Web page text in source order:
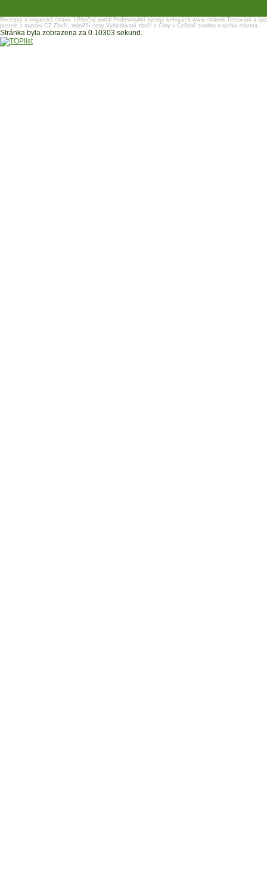
Recerpty a veganská strava. Užitečný portál Profesionální výroba webových www stránek Testování a
postele z masivu CZ Zboží, nejnižší ceny Vyhledávaní zboží z Číny v Češtině snadno a rychla zdarma..
Stránka byla zobrazena za 0.10303 sekund.